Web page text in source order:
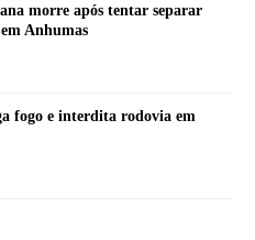
morre após tentar separar
Anhumas
fogo e interdita rodovia em